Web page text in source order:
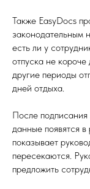
Также EasyDocs
законодательным
есть ли у
отпуска не
другие периоды
дней отдыха.
После подписания
данные появятся
показывает
пересекаются.
предложить